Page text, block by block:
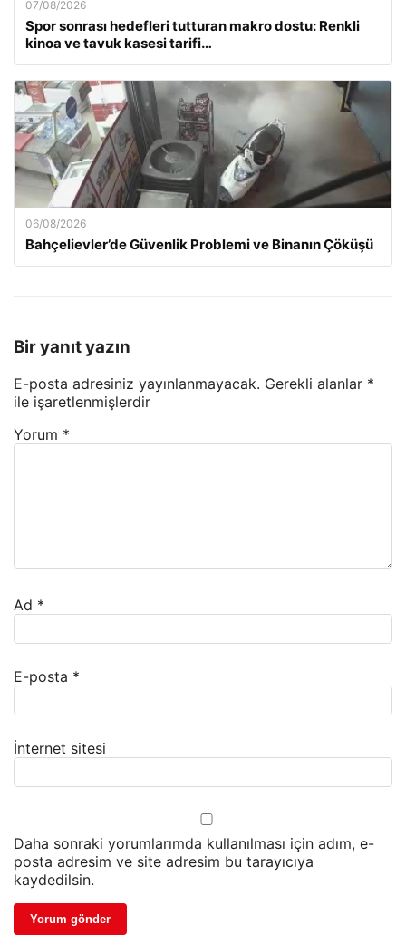
07/08/2026
Spor sonrası hedefleri tutturan makro dostu: Renkli
kinoa ve tavuk kasesi tarifi…
06/08/2026
Bahçelievler’de Güvenlik Problemi ve Binanın Çöküşü
Bir yanıt yazın
E-posta adresiniz yayınlanmayacak. Gerekli alanlar *
ile işaretlenmişlerdir
Yorum *
Ad *
E-posta *
İnternet sitesi
Daha sonraki yorumlarımda kullanılması için adım, e-
posta adresim ve site adresim bu tarayıcıya
kaydedilsin.